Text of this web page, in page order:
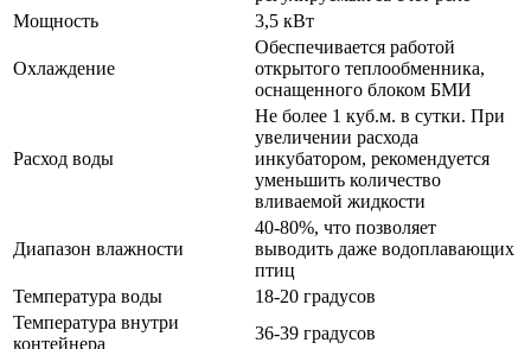
Мощность
3,5 кВт
Охлаждение
Обеспечивается работой
открытого теплообменника,
оснащенного блоком БМИ
Расход воды
Не более 1 куб.м. в сутки. При
увеличении расхода
инкубатором, рекомендуется
уменьшить количество
вливаемой жидкости
Диапазон влажности
40-80%, что позволяет
выводить даже водоплавающих
птиц
Температура воды
18-20 градусов
Температура внутри
контейнера
36-39 градусов